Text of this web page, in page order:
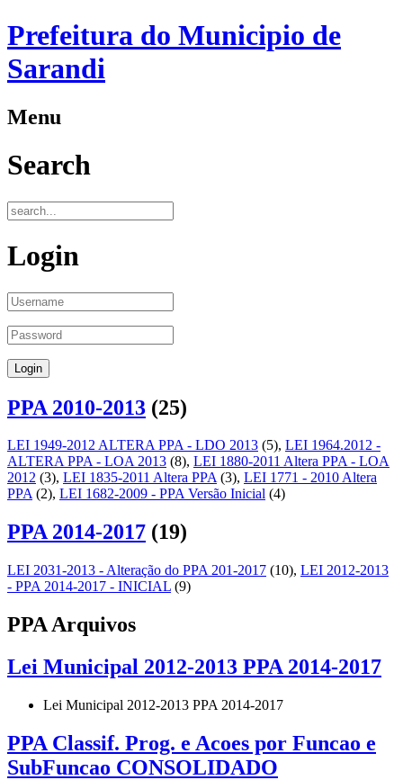
Prefeitura do Municipio de
Sarandi
Menu
Search
Login
PPA 2010-2013 (25)
LEI 1949-2012 ALTERA PPA - LDO 2013 (5), LEI 1964.2012 -
ALTERA PPA - LOA 2013 (8), LEI 1880-2011 Altera PPA - LOA
2012 (3), LEI 1835-2011 Altera PPA (3), LEI 1771 - 2010 Altera
PPA (2), LEI 1682-2009 - PPA Versão Inicial (4)
PPA 2014-2017 (19)
LEI 2031-2013 - Alteração do PPA 201-2017 (10), LEI 2012-2013
- PPA 2014-2017 - INICIAL (9)
PPA Arquivos
Lei Municipal 2012-2013 PPA 2014-2017
Lei Municipal 2012-2013 PPA 2014-2017
PPA Classif. Prog. e Acoes por Funcao e
SubFuncao CONSOLIDADO